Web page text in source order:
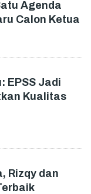
Agenda
Calon Ketua
EPSS Jadi
Kualitas
Rizqy dan